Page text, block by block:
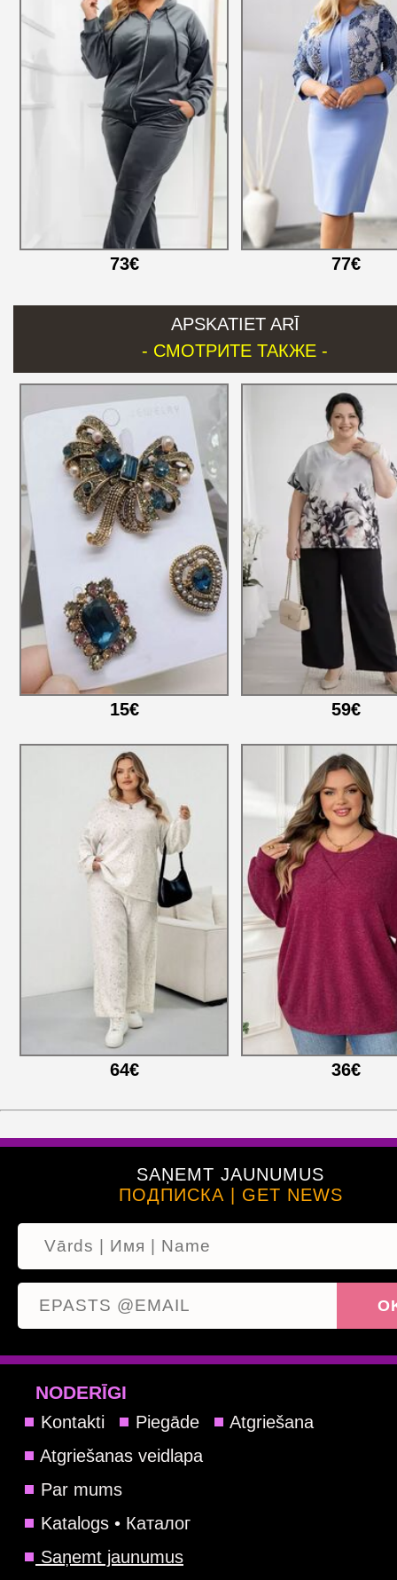
73€ 77€
APSKATIET ARĪ
- СМОТРИТЕ ТАКЖЕ -
15€ 59€
64€ 36€
SAŅEMT JAUNUMUS
ПОДПИСКА | GET NEWS
NODERĪGI
Kontakti Piegāde
Atgriešana
Atgriešanas veidlapa
Par mums
Katalogs • Каталог
Saņemt jaunumus